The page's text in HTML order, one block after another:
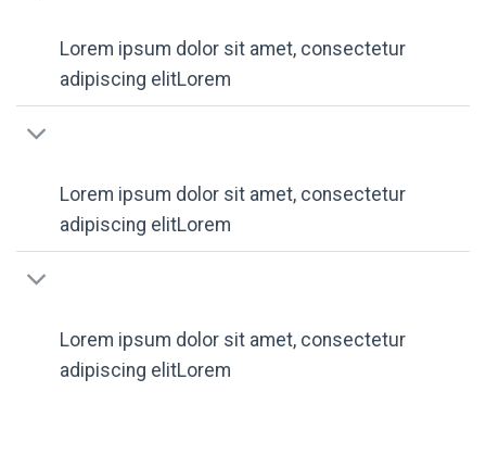
Lorem ipsum dolor sit amet, consectetur
adipiscing elitLorem
Lorem ipsum dolor sit amet, consectetur
adipiscing elitLorem
Lorem ipsum dolor sit amet, consectetur
adipiscing elitLorem